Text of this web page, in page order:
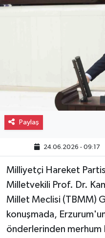
Paylaş
24.06.2026 - 09:17
Milliyetçi Hareket
Milletvekili Prof. Dr.
Millet Meclisi (TBMM)
konuşmada,
önderlerinden merhum
Spor